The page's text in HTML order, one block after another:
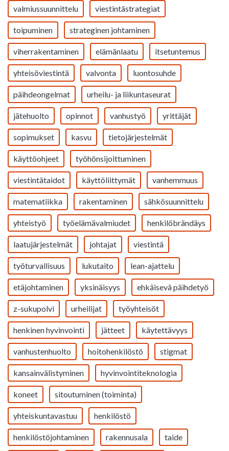
valmiussuunnittelu viestintästrategiat
toipuminen strateginen johtaminen
viherrakentaminen elämänlaatu itsetuntemus
yhteisöviestintä valvonta luontosuhde
päihdeongelmat urheilu- ja liikuntaseurat
jätehuolto opinnot vanhustyö yrittäjät
sopimukset kasvu tietojärjestelmät
käyttöohjeet työhönsijoittuminen
viestintätaidot käyttöliittymät vanhemmuus
matematiikka rakentaminen sähkösuunnittelu
yhteistyö työelämävalmiudet henkilöbrändäys
laatujärjestelmät johtajat viestintä
työturvallisuus lukutaito lean-ajattelu
etäjohtaminen yksinäisyys ehkäisevä päihdetyö
z-sukupolvi urheilijat työyhteisöt
henkinen hyvinvointi jätteet käytettävyys
vanhustenhuolto hoitohenkilöstö stigmat
kansainvälistyminen hyvinvointiteknologia
koneet sitoutuminen (toiminta)
yhteiskuntavastuu henkilöstö
henkilöstöjohtaminen rakennusala taide